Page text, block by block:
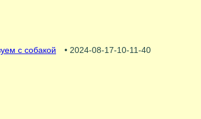
с собакой • 2024-08-17-10-11-40